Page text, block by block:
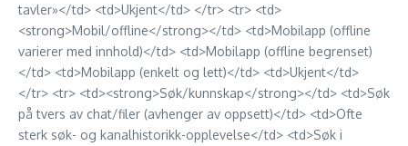
tavler»</td> <td>Ukjent</td> </tr> <tr> <td>
<strong>Mobil/offline</strong></td> <td>Mobilapp (offline
varierer med innhold)</td> <td>Mobilapp (offline begrenset)
</td> <td>Mobilapp (enkelt og lett)</td> <td>Ukjent</td>
</tr> <tr> <td><strong>Søk/kunnskap</strong></td> <td>Søk
på tvers av chat/filer (avhenger av oppsett)</td> <td>Ofte
sterk søk- og kanalhistorikk-opplevelse</td> <td>Søk i